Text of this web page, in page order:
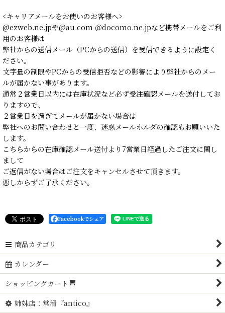
<キャリアメールをお使いのお客様へ>
@ezweb.ne.jpや@au.com ＠docomo.ne.jpなど携帯メールをご利
用のお客様は
弊社からの送信メール（PCからの送信）を受信できるように設定く
ださい。
文字量の制限やPCからの受信拒否などの影響により弊社からのメー
ルが届かない事があります。
通常２営業日以内には在庫状況など必ず受注確認メールを送付してお
りますので、
２営業日を過ぎてメールが届かない場合は
弊社へのお問い合わせと一度、迷惑メールホルダの確認もお願いいた
します。
こちらからの在庫確認メール送付より7営業日経過したご注文に関し
まして
ご返信がない場合はご注文をキャンセルさせて頂きます。
悪しからずご了承ください。
Facebookでシェア
商品カテゴリ
カレンダー
ショッピングカート
姉妹店：常滑『antico』